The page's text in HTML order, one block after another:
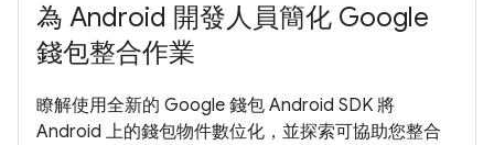
為 Android 開發人員簡化 Google
錢包整合作業
瞭解使用全新的 Google 錢包 Android SDK 將
Android 上的錢包物件數位化，並探索可協助您整合